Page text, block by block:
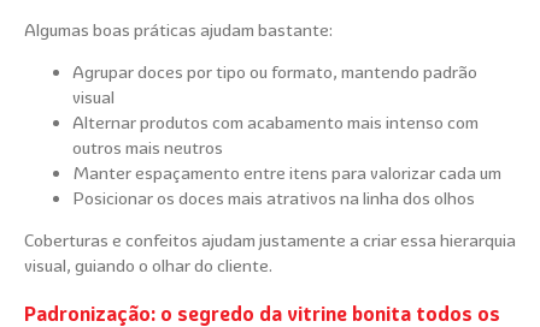
Algumas boas práticas ajudam bastante:
Agrupar doces por tipo ou formato, mantendo padrão
visual
Alternar produtos com acabamento mais intenso com
outros mais neutros
Manter espaçamento entre itens para valorizar cada um
Posicionar os doces mais atrativos na linha dos olhos
Coberturas e confeitos ajudam justamente a criar essa hierarquia
visual, guiando o olhar do cliente.
Padronização: o segredo da vitrine bonita todos os